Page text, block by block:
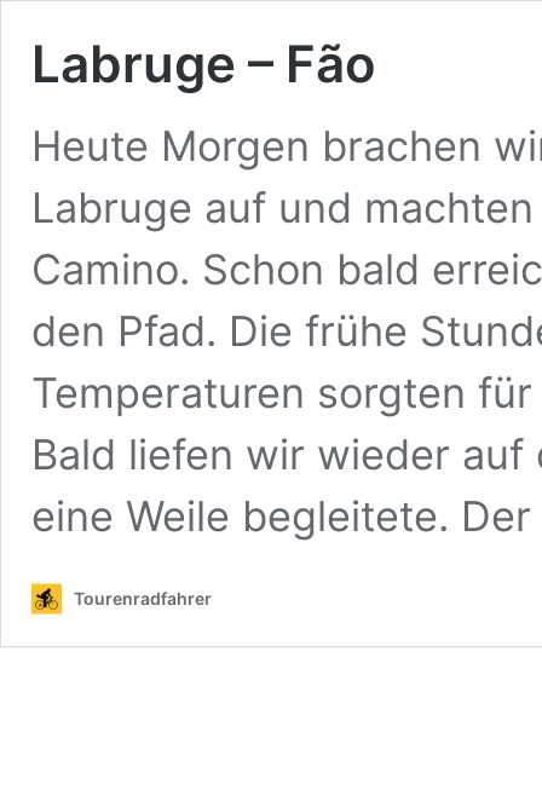
Labruge – Fão
Heute Morgen brachen
Labruge auf und
Camino. Schon bald
den Pfad. Die frühe
Temperaturen sorgten
Bald liefen wir wieder
eine Weile begleitete.
Tourenradfahrer